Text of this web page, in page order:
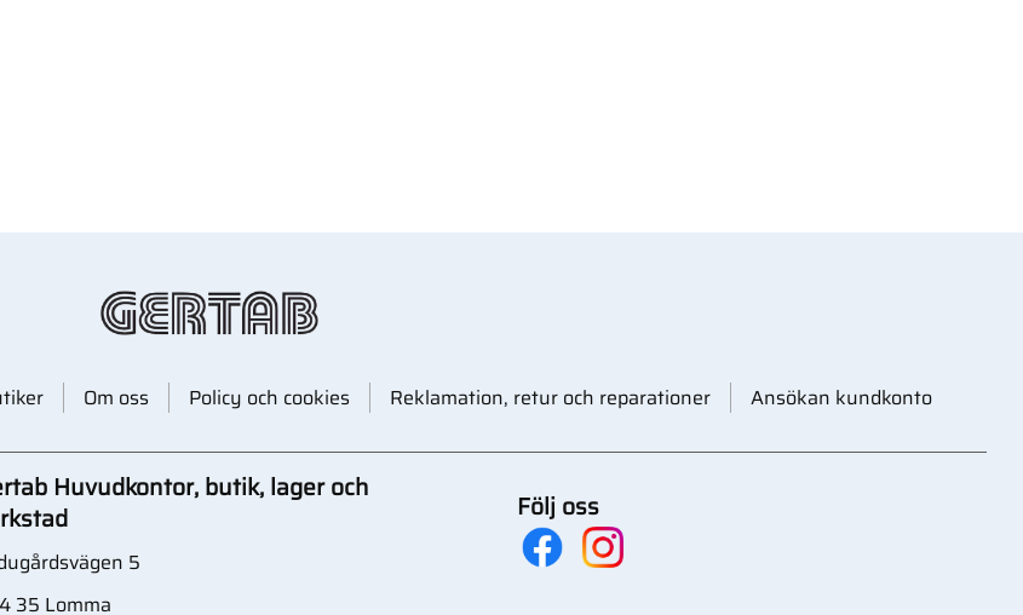
Om oss Policy och cookies Reklamation, retur och reparationer Ansökan kundkonto
Huvudkontor, butik, lager och
5
35 Lomma
Följ oss